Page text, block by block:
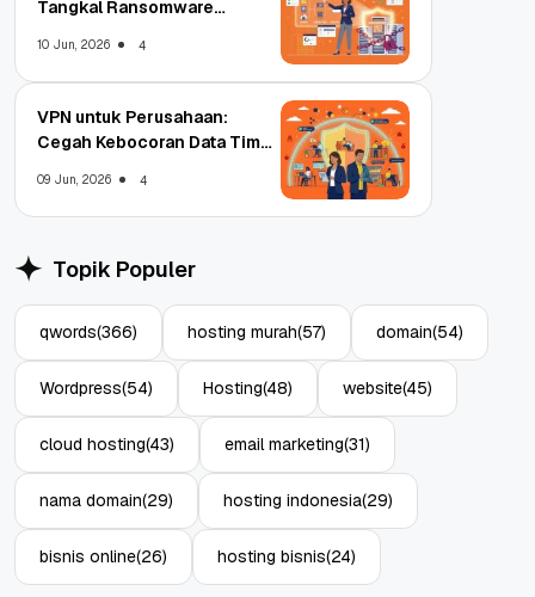
Tangkal Ransomware
10 Jun, 2026 4
VPN untuk Perusahaan:
Cegah Kebocoran Data Tim
09 Jun, 2026 4
Topik Populer
qwords(366) hosting murah(57) domain(54)
Wordpress(54) Hosting(48) website(45)
cloud hosting(43) email marketing(31)
nama domain(29) hosting indonesia(29)
bisnis online(26) hosting bisnis(24)